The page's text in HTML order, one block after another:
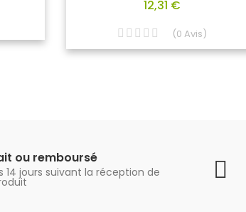
12,31 €
(0 Avis)
ou remboursé
14 jours suivant la réception de